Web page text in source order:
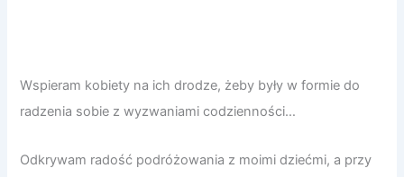
Wspieram kobiety na ich drodze, żeby były w formie do
radzenia sobie z wyzwaniami codzienności…
Odkrywam radość podróżowania z moimi dziećmi, a przy